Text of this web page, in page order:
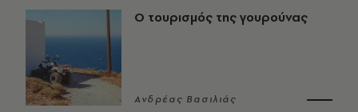
Ο τουρισμός της γουρούνας
Ανδρέας Βασιλιάς